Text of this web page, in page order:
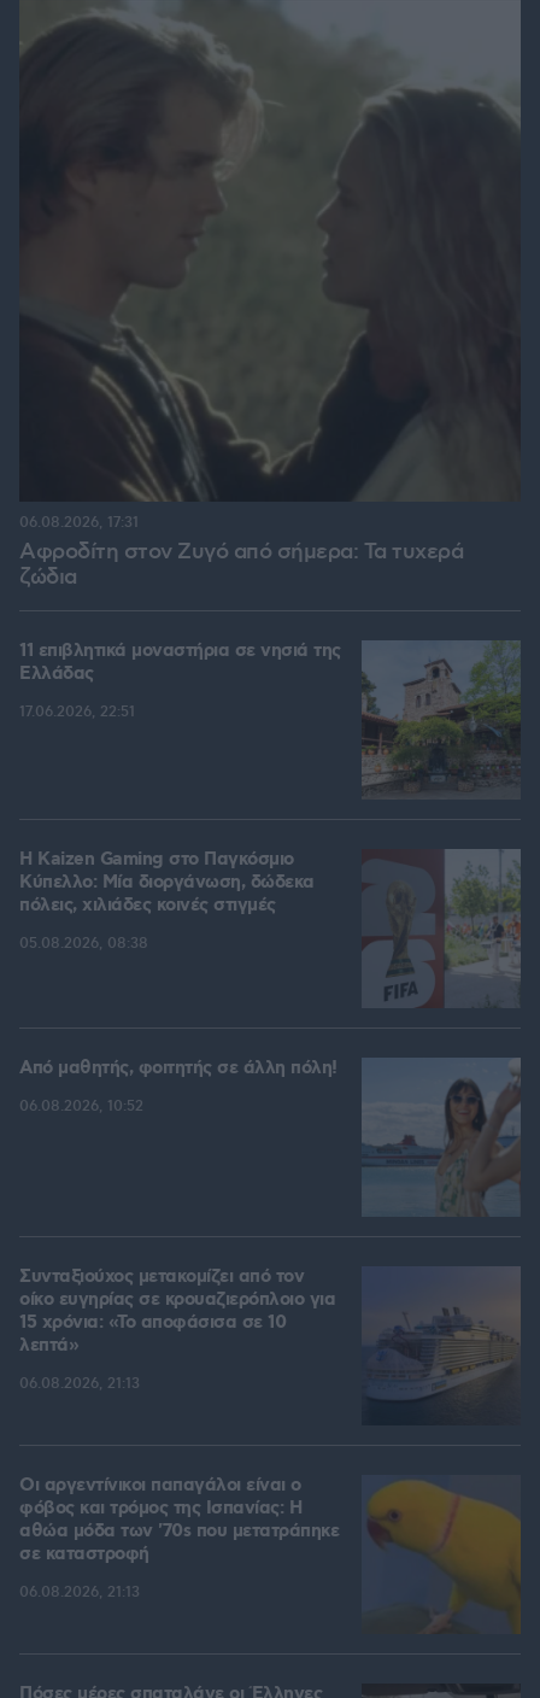
Αφροδίτη στον Ζυγό από σήμερα: Τα τυχερά
ζώδια
06.08.2026, 17:31
11 επιβλητικά μοναστήρια σε νησιά της
Ελλάδας
17.06.2026, 22:51
H Kaizen Gaming στο Παγκόσμιο
Kύπελλο: Μία διοργάνωση, δώδεκα
πόλεις, χιλιάδες κοινές στιγμές
05.08.2026, 08:38
Από μαθητής, φοιτητής σε άλλη πόλη!
06.08.2026, 10:52
Συνταξιούχος μετακομίζει από τον
οίκο ευγηρίας σε κρουαζιερόπλοιο για
15 χρόνια: «Το αποφάσισα σε 10
λεπτά»
06.08.2026, 21:13
Οι αργεντίνικοι παπαγάλοι είναι ο
φόβος και τρόμος της Ισπανίας: Η
αθώα μόδα των '70s που μετατράπηκε
σε καταστροφή
06.08.2026, 21:13